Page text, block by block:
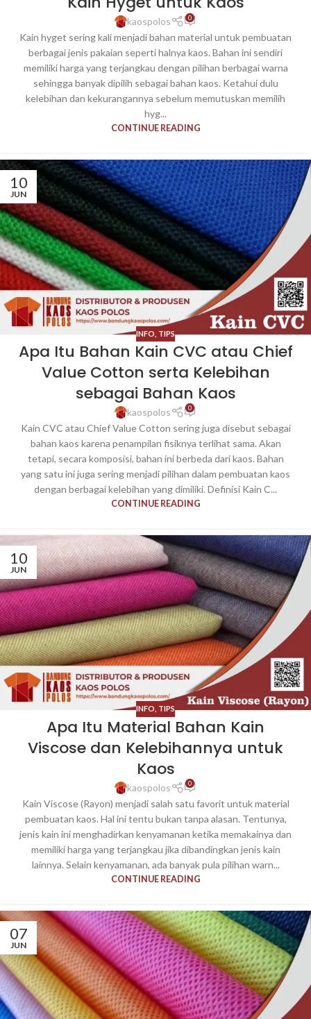
kaospolos 0
Kain hyget sering kali menjadi bahan material untuk pembuatan
berbagai jenis pakaian seperti halnya kaos. Bahan ini sendiri
memiliki harga yang terjangkau dengan pilihan berbagai warna
sehingga banyak dipilih sebagai bahan kaos. Ketahui dulu
kelebihan dan kekurangannya sebelum memutuskan memilih
hyg...
CONTINUE READING
10
JUN
INFO TIPS
Apa Itu Bahan Kain CVC atau Chief
Value Cotton serta Kelebihan
sebagai Bahan Kaos
kaospolos 0
Kain CVC atau Chief Value Cotton sering juga disebut sebagai
bahan kaos karena penampilan fisiknya terlihat sama. Akan
tetapi, secara komposisi, bahan ini berbeda dari kaos. Bahan
yang satu ini juga sering menjadi pilihan dalam pembuatan kaos
dengan berbagai kelebihan yang dimiliki. Definisi Kain C...
CONTINUE READING
10
JUN
INFO TIPS
Apa Itu Material Bahan Kain
Viscose dan Kelebihannya untuk
Kaos
kaospolos 0
Kain Viscose (Rayon) menjadi salah satu favorit untuk material
pembuatan kaos. Hal ini tentu bukan tanpa alasan. Tentunya,
jenis kain ini menghadirkan kenyamanan ketika memakainya dan
memiliki harga yang terjangkau jika dibandingkan jenis kain
lainnya. Selain kenyamanan, ada banyak pula pilihan warn...
CONTINUE READING
07
JUN